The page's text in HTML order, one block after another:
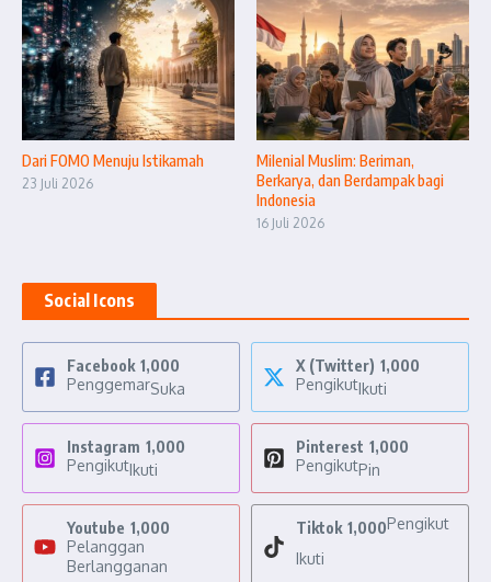
Dari FOMO Menuju Istikamah
23 Juli 2026
Milenial Muslim: Beriman,
Berkarya, dan Berdampak bagi
Indonesia
16 Juli 2026
Social Icons
Facebook 1,000
PenggemarSuka
X (Twitter) 1,000
PengikutIkuti
Instagram 1,000
PengikutIkuti
Pinterest 1,000
PengikutPin
Youtube 1,000
Pelanggan
Berlangganan
Tiktok 1,000Pengikut
Ikuti